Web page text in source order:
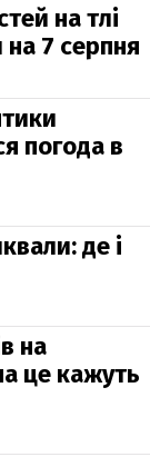
на тлі
на 7 серпня
погода в
де і
на
це кажуть